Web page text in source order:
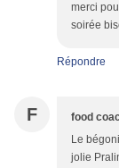
merci
soirée
Répondre
F food
Le
jolie